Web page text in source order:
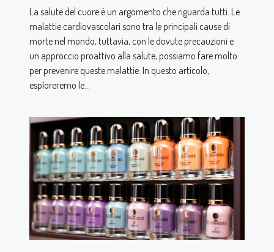
La salute del cuore è un argomento che riguarda tutti. Le
malattie cardiovascolari sono tra le principali cause di
morte nel mondo, tuttavia, con le dovute precauzioni e
un approccio proattivo alla salute, possiamo fare molto
per prevenire queste malattie. In questo articolo,
esploreremo le...